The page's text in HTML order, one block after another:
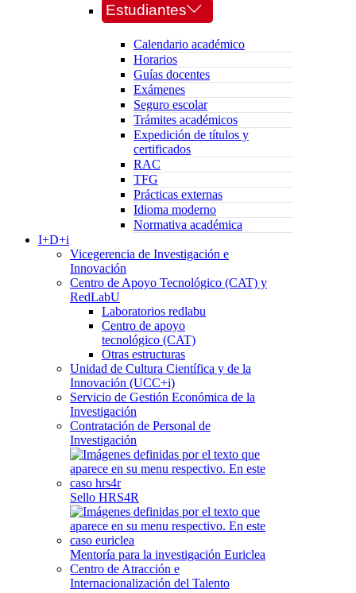
Estudiantes
Calendario académico
Horarios
Guías docentes
Exámenes
Seguro escolar
Trámites académicos
Expedición de títulos y
certificados
RAC
TFG
Prácticas externas
Idioma moderno
Normativa académica
I+D+i
Vicegerencia de Investigación e
Innovación
Centro de Apoyo Tecnológico (CAT) y
RedLabU
Laboratorios redlabu
Centro de apoyo
tecnológico (CAT)
Otras estructuras
Unidad de Cultura Científica y de la
Innovación (UCC+i)
Servicio de Gestión Económica de la
Investigación
Contratación de Personal de
Investigación
Sello HRS4R
Mentoría para la investigación Euriclea
Centro de Atracción e
Internacionalización del Talento